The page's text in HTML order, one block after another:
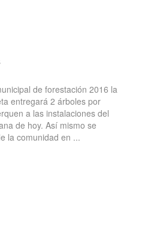
de forestación 2016 la
entregará 2 árboles por
a las instalaciones del
de hoy. Así mismo se
la comunidad en ...